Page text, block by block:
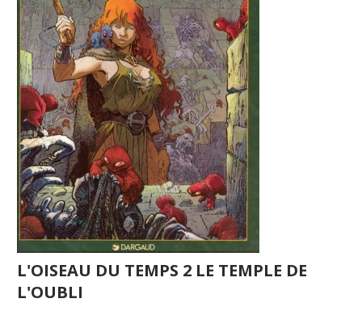
L'OISEAU DU TEMPS 2 LE TEMPLE DE
L'OUBLI